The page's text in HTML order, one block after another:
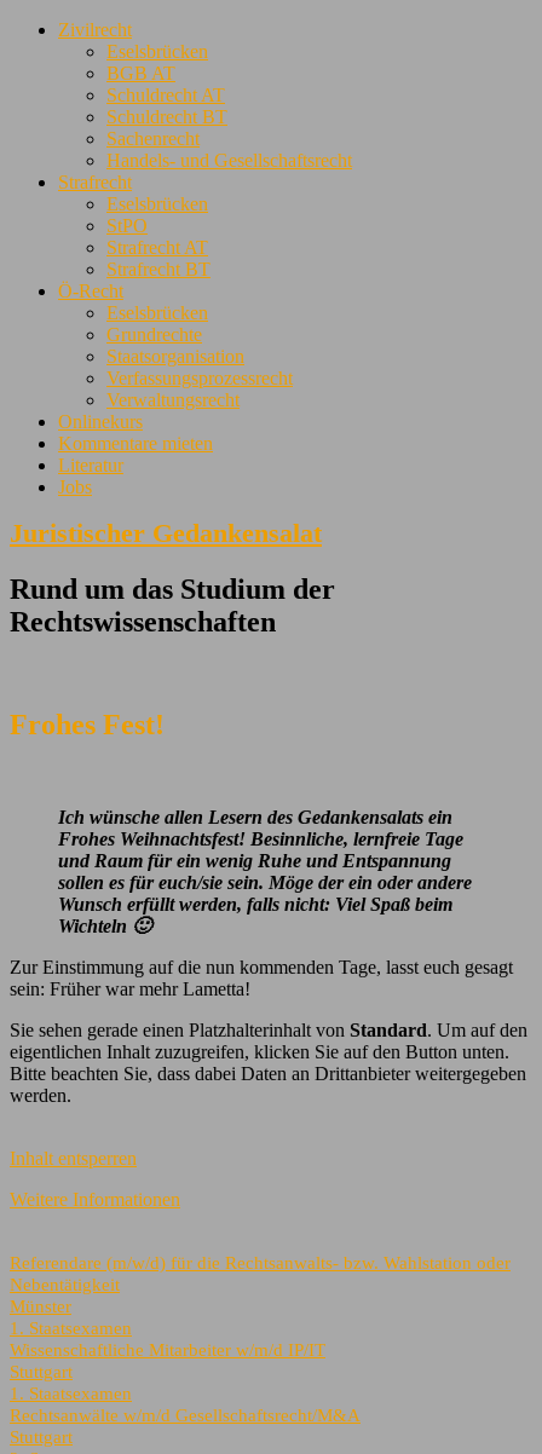
Zivilrecht
Eselsbrücken
BGB AT
Schuldrecht AT
Schuldrecht BT
Sachenrecht
Handels- und Gesellschaftsrecht
Strafrecht
Eselsbrücken
StPO
Strafrecht AT
Strafrecht BT
Ö-Recht
Eselsbrücken
Grundrechte
Staatsorganisation
Verfassungsprozessrecht
Verwaltungsrecht
Onlinekurs
Kommentare mieten
Literatur
Jobs
Juristischer Gedankensalat
Rund um das Studium der
Rechtswissenschaften
Frohes Fest!
Ich wünsche allen Lesern des Gedankensalats ein
Frohes Weihnachtsfest! Besinnliche, lernfreie Tage
und Raum für ein wenig Ruhe und Entspannung
sollen es für euch/sie sein. Möge der ein oder andere
Wunsch erfüllt werden, falls nicht: Viel Spaß beim
Wichteln 🙂
Zur Einstimmung auf die nun kommenden Tage, lasst euch gesagt
sein: Früher war mehr Lametta!
Sie sehen gerade einen Platzhalterinhalt von Standard. Um auf den
eigentlichen Inhalt zuzugreifen, klicken Sie auf den Button unten.
Bitte beachten Sie, dass dabei Daten an Drittanbieter weitergegeben
werden.
Inhalt entsperren
Weitere Informationen
Referendare (m/w/d) für die Rechtsanwalts- bzw. Wahlstation oder
Nebentätigkeit
Münster
1. Staatsexamen
Wissenschaftliche Mitarbeiter w/m/d IP/IT
Stuttgart
1. Staatsexamen
Rechtsanwälte w/m/d Gesellschaftsrecht/M&A
Stuttgart